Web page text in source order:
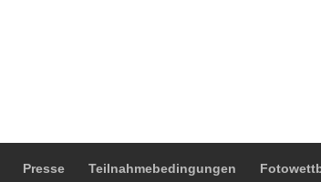
Presse Teilnahmebedingungen